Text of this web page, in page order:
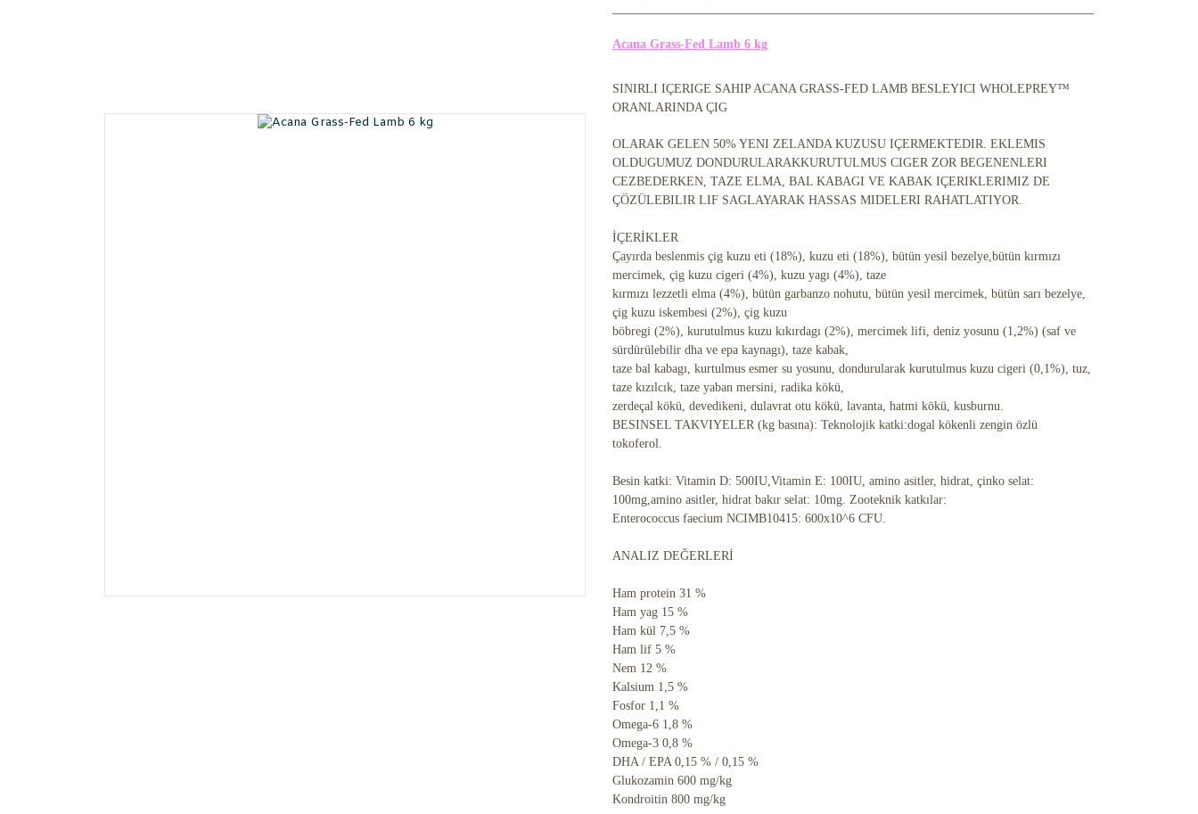
Acana Grass-Fed Lamb 6 kg
SINIRLI IÇERIGE SAHIP ACANA GRASS-FED LAMB BESLEYICI WHOLEPREY™
ORANLARINDA ÇIG
OLARAK GELEN 50% YENI ZELANDA KUZUSU IÇERMEKTEDIR. EKLEMIS
OLDUGUMUZ DONDURULARAKKURUTULMUS CIGER ZOR BEGENENLERI
CEZBEDERKEN, TAZE ELMA, BAL KABAGI VE KABAK IÇERIKLERIMIZ DE
ÇÖZÜLEBILIR LIF SAGLAYARAK HASSAS MIDELERI RAHATLATIYOR.
İÇERİKLER
Çayırda beslenmis çig kuzu eti (18%), kuzu eti (18%), bütün yesil bezelye,bütün kırmızı
mercimek, çig kuzu cigeri (4%), kuzu yagı (4%), taze
kırmızı lezzetli elma (4%), bütün garbanzo nohutu, bütün yesil mercimek, bütün sarı bezelye,
çig kuzu iskembesi (2%), çig kuzu
böbregi (2%), kurutulmus kuzu kıkırdagı (2%), mercimek lifi, deniz yosunu (1,2%) (saf ve
sürdürülebilir dha ve epa kaynagı), taze kabak,
taze bal kabagı, kurtulmus esmer su yosunu, dondurularak kurutulmus kuzu cigeri (0,1%), tuz,
taze kızılcık, taze yaban mersini, radika kökü,
zerdeçal kökü, devedikeni, dulavrat otu kökü, lavanta, hatmi kökü, kusburnu.
BESINSEL TAKVIYELER (kg basına): Teknolojik katki:dogal kökenli zengin özlü
tokoferol.
Besin katki: Vitamin D: 500IU,Vitamin E: 100IU, amino asitler, hidrat, çinko selat:
100mg,amino asitler, hidrat bakır selat: 10mg. Zooteknik katkılar:
Enterococcus faecium NCIMB10415: 600x10^6 CFU.
ANALIZ DEĞERLERİ
Ham protein 31 %
Ham yag 15 %
Ham kül 7,5 %
Ham lif 5 %
Nem 12 %
Kalsium 1,5 %
Fosfor 1,1 %
Omega-6 1,8 %
Omega-3 0,8 %
DHA / EPA 0,15 % / 0,15 %
Glukozamin 600 mg/kg
Kondroitin 800 mg/kg